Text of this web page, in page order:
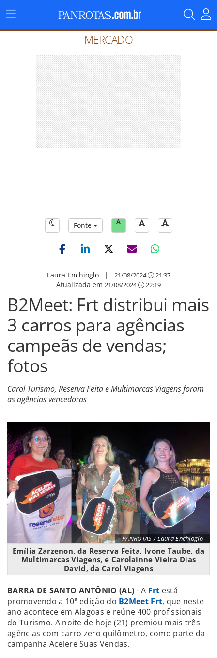
Menu
Principal
MERCADO
Fonte
Laura Enchioglo| 21/08/2024 21:37
Atualizada em 21/08/2024 22:19
B2Meet: Frt distribui mais
3 carros para agências
campeãs de vendas;
fotos
Carol Turismo, Reserva Feita e Multimarcas Viagens foram
as agências vencedoras
PANROTAS / Laura Enchioglo
Emília Zarzenon, da Reserva Feita, Ivone Taube, da
Multimarcas Viagens, e Carolainne Vieira Dias
David, da Carol Viagens
BARRA DE SANTO ANTÔNIO (AL)- A Frt está
promovendo a 10ª edição do B2Meet Frt, que neste
ano acontece em Alagoas e reúne 400 profissionais
do Turismo. A noite de hoje (21) premiou mais três
agências com carro zero quilômetro, como parte da
campanha Acelere Suas Vendas.